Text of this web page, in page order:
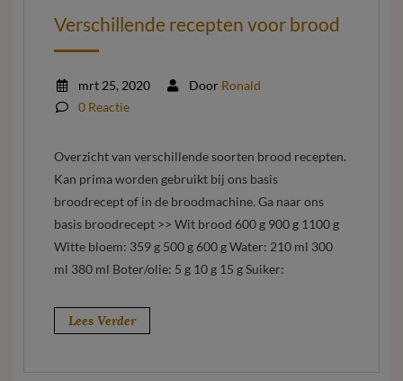
Verschillende recepten voor brood
mrt 25, 2020 Door Ronald
0 Reactie
Overzicht van verschillende soorten brood recepten.
Kan prima worden gebruikt bij ons basis
broodrecept of in de broodmachine. Ga naar ons
basis broodrecept >> Wit brood 600 g 900 g 1100 g
Witte bloem: 359 g 500 g 600 g Water: 210 ml 300
ml 380 ml Boter/olie: 5 g 10 g 15 g Suiker:
Lees Verder